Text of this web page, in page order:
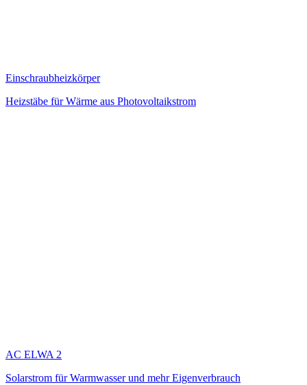
Einschraubheizkörper
Heizstäbe für Wärme aus Photovoltaikstrom
AC ELWA 2
Solarstrom für Warmwasser und mehr Eigenverbrauch